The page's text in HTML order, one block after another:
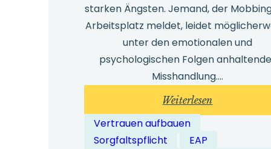
starken Ängsten. Jemand, der
Arbeitsplatz meldet, leidet
unter den emotionalen und
psychologischen Folgen
Misshandlung.…
Weiterlesen:
Wie
Vertrauen aufbauen
Sorgfaltspflicht
EAP